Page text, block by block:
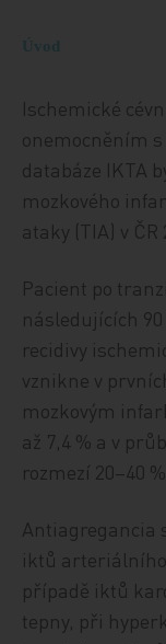
Úvod
Ischemické
onemocněním
databáze IKTA
mozkového
ataky (TIA) v ČR
Pacient po
následujících
recidivy
vznikne v
mozkovým
až 7,4 % a v
rozmezí 20–40
Antiagregancia
iktů
případě iktů
tepny, při